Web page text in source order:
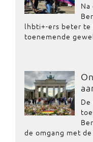
lhbti+-ers beter te
toenemende
de omgang met